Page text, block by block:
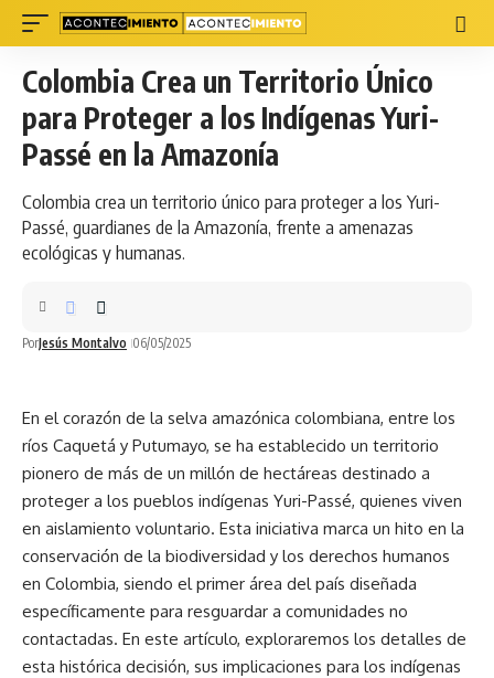
Colombia Crea un Territorio Único
para Proteger a los Indígenas Yuri-
Passé en la Amazonía
Colombia crea un territorio único para proteger a los Yuri-
Passé, guardianes de la Amazonía, frente a amenazas
ecológicas y humanas.
PorJesús Montalvo 06/05/2025
En el corazón de la selva amazónica colombiana, entre los
ríos Caquetá y Putumayo, se ha establecido un territorio
pionero de más de un millón de hectáreas destinado a
proteger a los pueblos indígenas Yuri-Passé, quienes viven
en aislamiento voluntario. Esta iniciativa marca un hito en la
conservación de la biodiversidad y los derechos humanos
en Colombia, siendo el primer área del país diseñada
específicamente para resguardar a comunidades no
contactadas. En este artículo, exploraremos los detalles de
esta histórica decisión, sus implicaciones para los indígenas